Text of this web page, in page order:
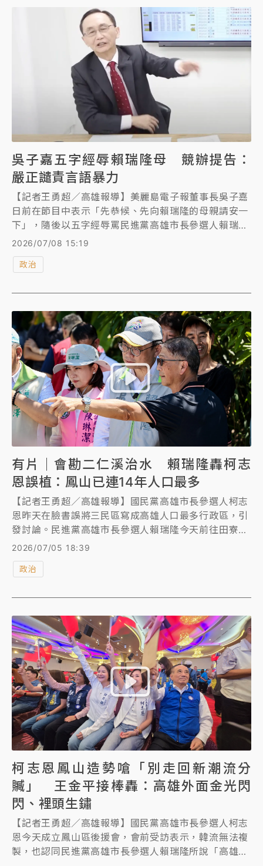
吳子嘉五字經辱賴瑞隆母 競辦提告：
嚴正譴責言語暴力
【記者王勇超／高雄報導】美麗島電子報董事長吳子嘉
日前在節目中表示「先恭候、先向賴瑞隆的母親請安一
下」，隨後以五字經辱罵民進黨高雄市長參選人賴瑞隆
及其母親，引發爭議。賴瑞隆競選辦公室今天發表聲
明，譴責相關言論涉及羞辱及貶抑女性人格，並表示已
委請律師依法提告。
2026/07/08 15:19
政治
有片｜會勘二仁溪治水 賴瑞隆轟柯志
恩誤植：鳳山已連14年人口最多
【記者王勇超／高雄報導】國民黨高雄市長參選人柯志
恩昨天在臉書誤將三民區寫成高雄人口最多行政區，引
發討論。民進黨高雄市長參選人賴瑞隆今天前往田寮區
會勘二仁溪整治工程，會前受訪表示，鳳山區自2012
對柯志恩團隊出現這項錯誤感到訝異；賴瑞隆也要求相
改建月世界抽水站。
2026/07/05 18:39
政治
柯志恩鳳山造勢嗆「別走回新潮流分
贓」 王金平接棒轟：高雄外面金光閃
閃、裡頭生鏽
【記者王勇超／高雄報導】國民黨高雄市長參選人柯志
恩今天成立鳳山區後援會，會前受訪表示，韓流無法複
製，也認同民進黨高雄市長參選人賴瑞隆所說「高雄不